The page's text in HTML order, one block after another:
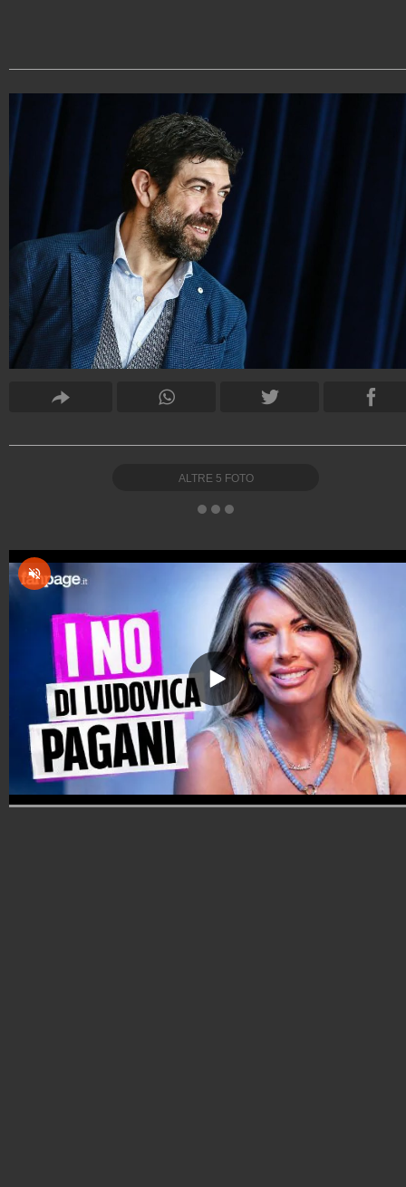
ALTRE 5 FOTO